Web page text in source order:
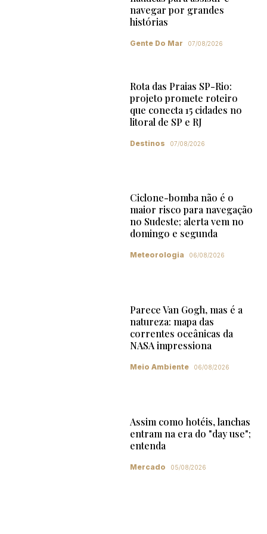
navegar por grandes
histórias
Gente Do Mar 07/08/2026
Rota das Praias SP-Rio:
projeto promete roteiro
que conecta 15 cidades no
litoral de SP e RJ
Destinos 07/08/2026
Ciclone-bomba não é o
maior risco para navegação
no Sudeste; alerta vem no
domingo e segunda
Meteorologia 06/08/2026
Parece Van Gogh, mas é a
natureza: mapa das
correntes oceânicas da
NASA impressiona
Meio Ambiente 06/08/2026
Assim como hotéis, lanchas
entram na era do "day use";
entenda
Mercado 05/08/2026